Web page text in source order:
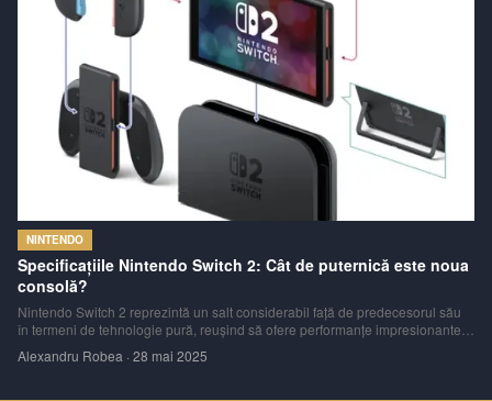
NINTENDO
Specificațiile Nintendo Switch 2: Cât de puternică este noua
consolă?
Nintendo Switch 2 reprezintă un salt considerabil față de predecesorul său
în termeni de tehnologie pură, reușind să ofere performanțe impresionante
iluminare HDR, suport pentru până la 120 de cadre pe secundă (fps), ieșire
Alexandru Robea · 28 mai 2025